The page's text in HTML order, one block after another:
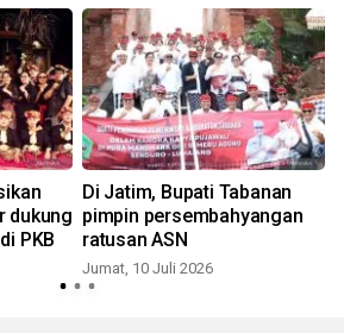
dukung
PKB
Di Jatim, Bupati Tabanan
pimpin persembahyangan
ratusan ASN
Jumat, 10 Juli 2026